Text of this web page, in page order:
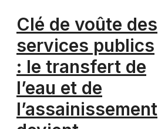
Clé de voûte des
services publics
: le transfert de
l’eau et de
l’assainissement